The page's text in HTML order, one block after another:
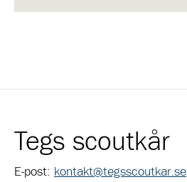
Tegs scoutkår
E-post: kontakt@tegsscoutkar.se